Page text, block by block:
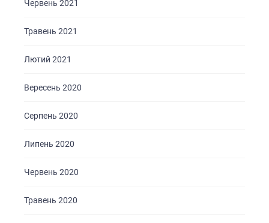
Червень 2021
Травень 2021
Лютий 2021
Вересень 2020
Серпень 2020
Липень 2020
Червень 2020
Травень 2020